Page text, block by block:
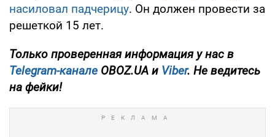
насиловал падчерицу. Он должен провести за
решеткой 15 лет.
Только проверенная информация у нас в
Telegram-канале OBOZ.UA и Viber. Не ведитесь
на фейки!